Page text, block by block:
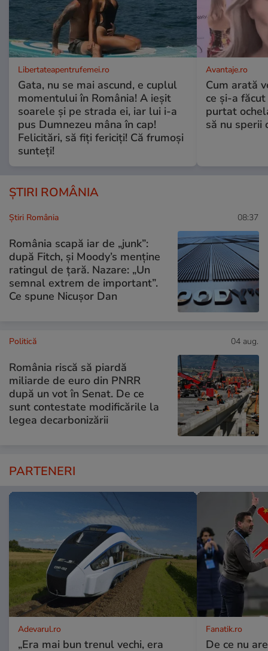
Libertateapentrufemei.ro
Gata, nu se mai ascund, e cuplul
momentului în România! A ieșit
soarele și pe strada ei, iar lui i-a
pus Dumnezeu mâna în cap!
Felicitări, să fiți fericiți! Că frumoși
sunteți!
Avantaje.ro
Cum arată
ce și-a
purtat
să nu sperii
ȘTIRI ROMÂNIA
Știri România 08:37
România scapă iar de „junk”:
după Fitch, și Moody’s menține
ratingul de țară. Nazare: „Un
semnal extrem de important”.
Ce spune Nicușor Dan
Politică 04 aug.
România riscă să piardă
miliarde de euro din PNRR
după un vot în Senat. De ce
sunt contestate modificările la
legea decarbonizării
PARTENERI
Adevarul.ro
„Era mai bun trenul vechi, era
Fanatik.ro
De ce nu